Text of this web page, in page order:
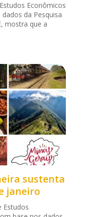
Econômicos
da Pesquisa
mostra que a
sustenta
janeiro
Estudos